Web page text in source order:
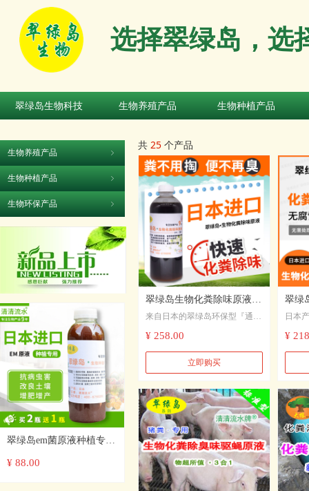
选择翠绿岛，选
翠绿岛生物科技 生物养殖产品 生物种植产品
ꁇ
生物养殖产品
ꁇ
生物种植产品
ꁇ
生物环保产品
翠绿岛em菌原液种植专用
堆肥发酵生物菌肥改变土
¥ 88.00
共 25 个产品
翠绿岛生物化粪除味原液日
本进口就地直接降解粪池坑
源头除味清新
来自日本的翠绿岛环保型『通用
·生物化粪除味剂（标·2合
能够有效地分解、降解公共厕
所/卫生间/洗手间中化粪池/粪池/
有机质，疏通下水管道；同时能
够迅速地消除粪便的恶臭味，实
现了对粪便的就地、直接绿色处
理。
¥ 258.00
立即购买
翠绿
源头
消灭
日本
剂』
处理
¥